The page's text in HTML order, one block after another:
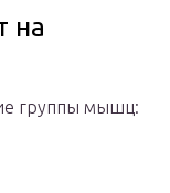
на
группы мышц: